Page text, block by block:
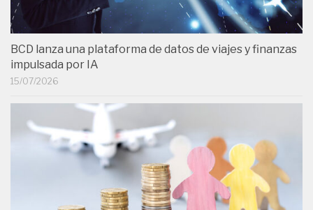
BCD lanza una plataforma de datos de viajes y finanzas
impulsada por IA
15/07/2026